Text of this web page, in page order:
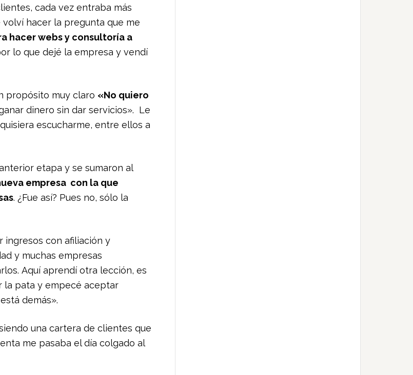
cada vez entraba más
hacer la pregunta que me
hacer webs y consultoría a
lo que dejé la empresa y vendí
propósito muy claro «No quiero
dinero sin dar servicios». Le
escucharme, entre ellos a
etapa y se sumaron al
empresa con la que
. ¿Fue así? Pues no, sólo la
ingresos con afiliación y
y muchas empresas
Aquí aprendí otra lección, es
la pata y empecé aceptar
demás».
una cartera de clientes que
me pasaba el día colgado al